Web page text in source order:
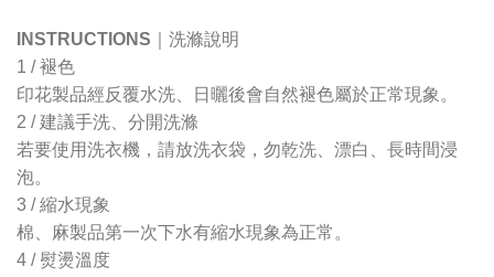
INSTRUCTIONS
洗滌說明
1 /褪色
印花製品經反覆水洗、日曬後會自然褪色屬於正常現象。
2 /建議手洗、分開洗滌
若要使用洗衣機，請放洗衣袋，勿乾洗、漂白、長時間浸
泡。
3 /縮水現象
棉、麻製品第一次下水有縮水現象為正常。
4 / 熨燙溫度